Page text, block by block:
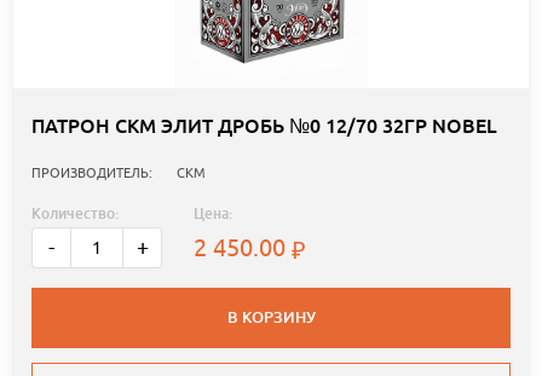
ПАТРОН СКМ ЭЛИТ ДРОБЬ №0 12/70 32ГР NOBEL
ПРОИЗВОДИТЕЛЬ: СКМ
Количество:
- +
Цена:
2 450.00
В КОРЗИНУ